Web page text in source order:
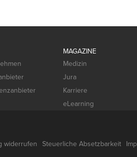
MAGAZINE
Medizin
Jura
Karriere
eLearning
widerrufen Steuerliche Absetzbarkeit